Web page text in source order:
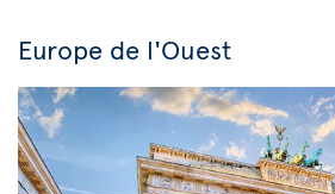
Europe de l'Ouest